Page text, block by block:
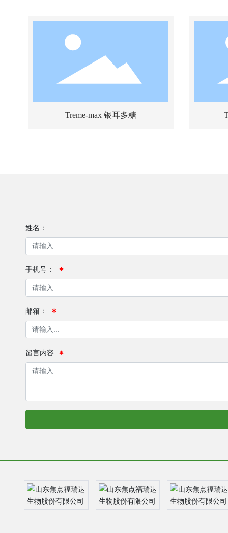
Treme-max 银耳多糖
姓名：
手机号：
邮箱：
留言内容